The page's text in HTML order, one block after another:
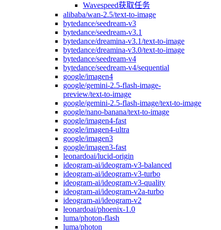
Wavespeed获取任务
alibaba/wan-2.5/text-to-image
bytedance/seedream-v3
bytedance/seedream-v3.1
bytedance/dreamina-v3.1/text-to-image
bytedance/dreamina-v3.0/text-to-image
bytedance/seedream-v4
bytedance/seedream-v4/sequential
google/imagen4
google/gemini-2.5-flash-image-
preview/text-to-image
google/gemini-2.5-flash-image/text-to-image
google/nano-banana/text-to-image
google/imagen4-fast
google/imagen4-ultra
google/imagen3
google/imagen3-fast
leonardoai/lucid-origin
ideogram-ai/ideogram-v3-balanced
ideogram-ai/ideogram-v3-turbo
ideogram-ai/ideogram-v3-quality
ideogram-ai/ideogram-v2a-turbo
ideogram-ai/ideogram-v2
leonardoai/phoenix-1.0
luma/photon-flash
luma/photon